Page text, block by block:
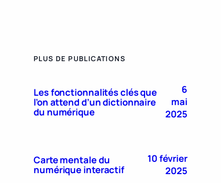
PLUS DE PUBLICATIONS
Les fonctionnalités clés que
l’on attend d’un dictionnaire
du numérique
6
mai
2025
Carte mentale du
numérique interactif
10 février
2025